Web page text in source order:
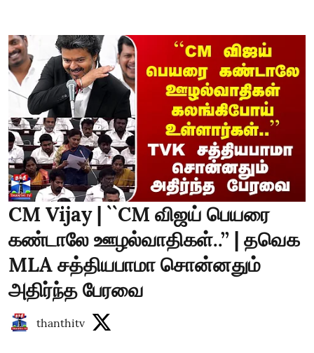
CM Vijay | ``CM விஜய் பெயரை
கண்டாலே ஊழல்வாதிகள்..’’ | தவெக
MLA சத்தியபாமா சொன்னதும்
அதிர்ந்த பேரவை
thanthitv